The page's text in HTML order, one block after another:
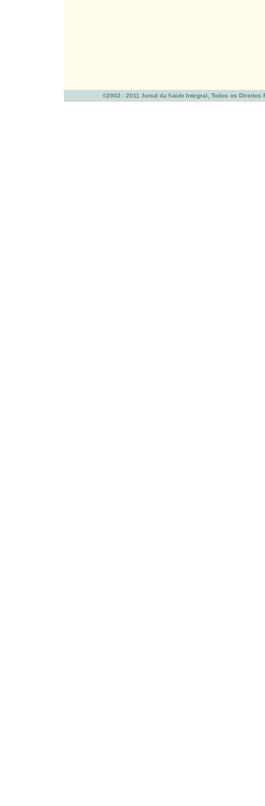
©2002 - 2011 Jornal da SaúdeIntegral, Todos os Direitos